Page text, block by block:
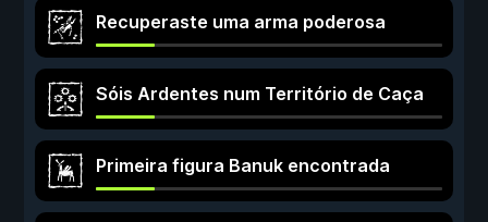
Recuperaste uma arma poderosa
Sóis Ardentes num Território de Caça
Primeira figura Banuk encontrada